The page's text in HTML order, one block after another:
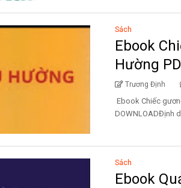
Sách
Ebook
Hường
Trương Định
Ebook Chiếc
Sách
Ebook